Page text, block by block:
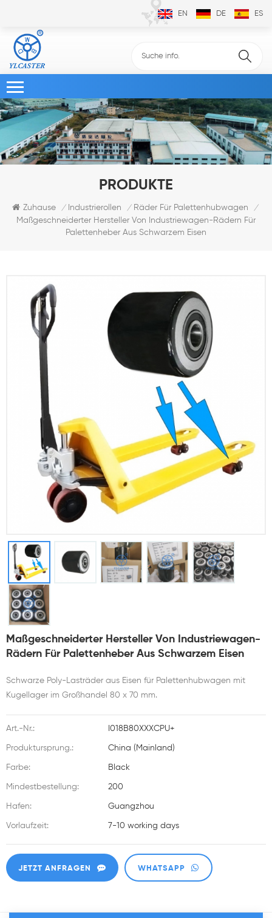
EN DE ES
PRODUKTE
Zuhause / Industrierollen / Räder Für Palettenhubwagen /
Maßgeschneiderter Hersteller Von Industriewagen-Rädern Für
Palettenheber Aus Schwarzem Eisen
Maßgeschneiderter Hersteller Von Industriewagen-
Rädern Für Palettenheber Aus Schwarzem Eisen
Schwarze Poly-Lasträder aus Eisen für Palettenhubwagen mit
Kugellager im Großhandel 80 x 70 mm.
Art.-Nr.: I018B80XXXCPU+
Produktursprung.: China (Mainland)
Farbe: Black
Mindestbestellung: 200
Hafen: Guangzhou
Vorlaufzeit: 7-10 working days
JETZT ANFRAGEN WHATSAPP